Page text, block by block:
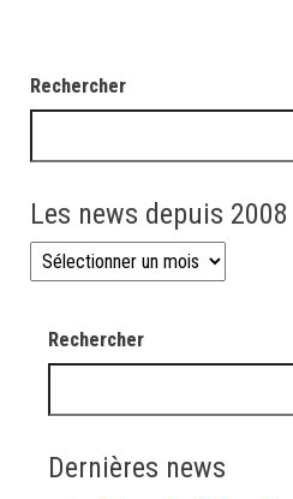
Rechercher
Les news depuis 2008
Les news depuis 2008
Rechercher
Dernières news